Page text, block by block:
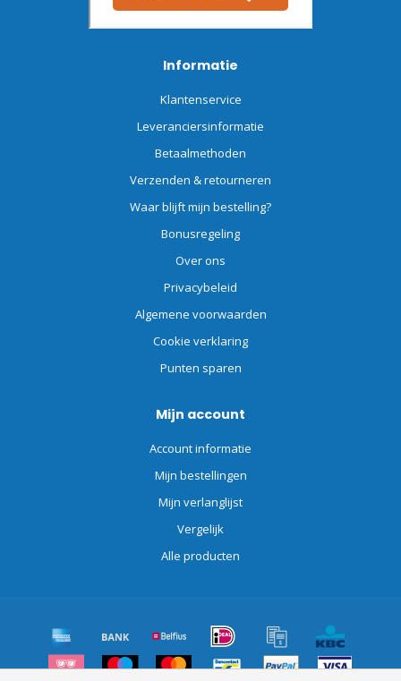
Informatie
Klantenservice
Leveranciersinformatie
Betaalmethoden
Verzenden & retourneren
Waar blijft mijn bestelling?
Bonusregeling
Over ons
Privacybeleid
Algemene voorwaarden
Cookie verklaring
Punten sparen
Mijn account
Account informatie
Mijn bestellingen
Mijn verlanglijst
Vergelijk
Alle producten